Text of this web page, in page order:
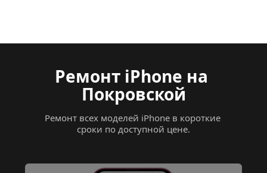
Ремонт iPhone на
Покровской
Ремонт всех моделей iPhone в короткие
сроки по доступной цене.